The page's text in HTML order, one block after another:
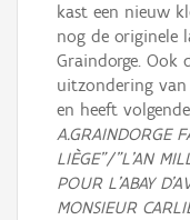
kast een nieuw
nog de originele
Graindorge. Ook
uitzondering van
en heeft
A.GRAINDORGE
LIÈGE"/"L'AN
POUR L'ABAY
MONSIEUR